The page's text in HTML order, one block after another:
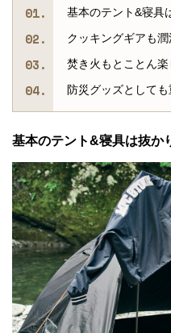
基本のテント&寝具
クッキングギアも潤
焚き火もとことん楽
防災グッズとして
基本のテント&寝具は抜か